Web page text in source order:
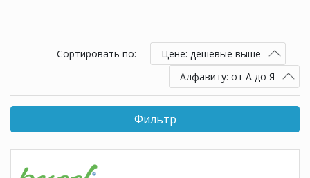
Сортировать по:
Цене: дешёвые выше
Алфавиту: от А до Я
Фильтр